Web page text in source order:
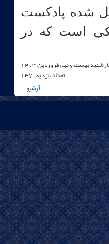
شده پادکست
است که در
بیست و نهم فروردين 1403
تعداد بازدید: 137
آرشیو